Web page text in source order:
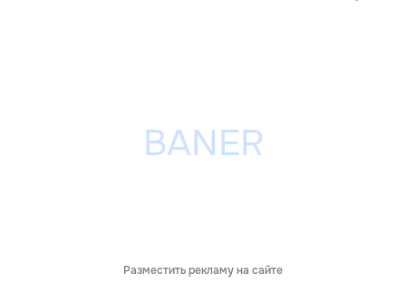
Разместить рекламу на сайте